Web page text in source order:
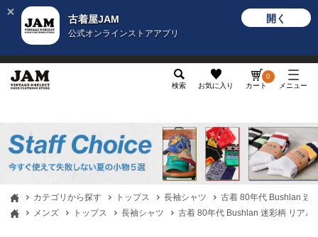
古着屋JAM
公式オンラインストアアプリ
開く
検索 お気に入り カート
0
メニュー
カテゴリから探す トップス 長袖シャツ
古着 80年代 Bushlan 迷
メンズ
トップス 長袖シャツ 古着 80年代 Bushlan 迷彩柄 リア